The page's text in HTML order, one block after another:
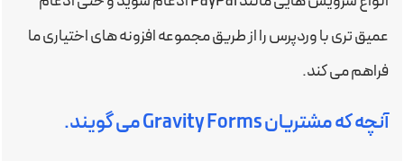
عمیق تری با وردپرس را از طریق مجموعه افزونه های اختیاری ما
فراهم می کند.
آنچه که مشتریان Gravity Forms می گویند.